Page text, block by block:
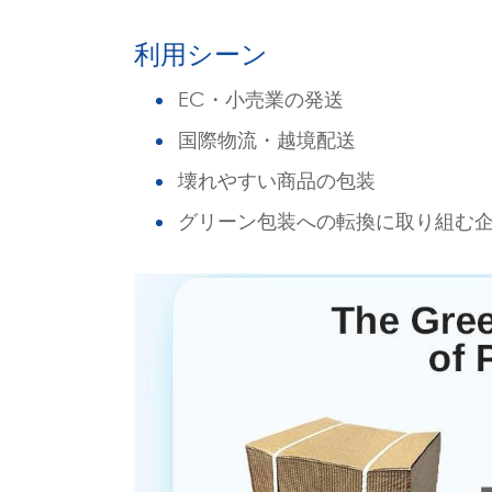
利用シーン
EC・小売業の発送
国際物流・越境配送
壊れやすい商品の包装
グリーン包装への転換に取り組む